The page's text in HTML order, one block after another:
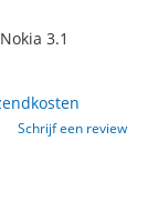
3.1
Schrijf een review